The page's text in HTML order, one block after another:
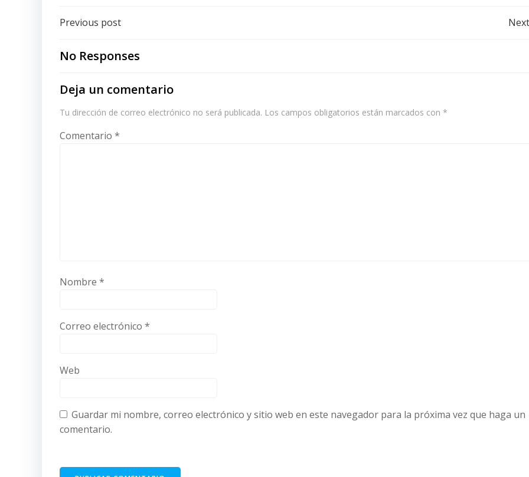
Post
navigation
Previous post
No Responses
Deja un comentario
Tu dirección de correo electrónico no será publicada. Los campos obligatorios están marcados con *
Comentario *
Nombre *
Correo electrónico *
Web
Guardar mi nombre, correo electrónico y sitio web en este navegador para la próxima vez que haga un
comentario.